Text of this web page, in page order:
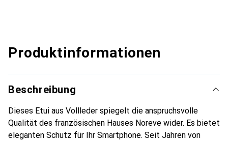
Produktinformationen
Beschreibung
Dieses Etui aus Vollleder spiegelt die anspruchsvolle
Qualität des französischen Hauses Noreve wider. Es bietet
eleganten Schutz für Ihr Smartphone. Seit Jahren von